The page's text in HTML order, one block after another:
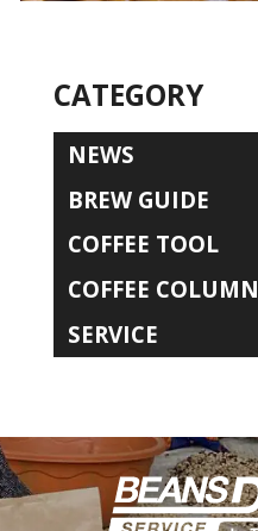
CATEGORY
NEWS
BREW GUIDE
COFFEE TOOL
COFFEE COLUMN
SERVICE